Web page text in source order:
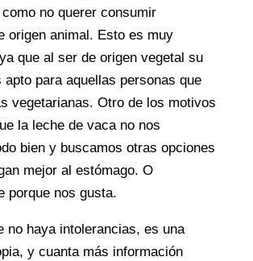
no querer consumir
origen animal. Esto es muy
que al ser de origen vegetal su
apto para aquellas personas que
vegetarianas. Otro de los motivos
la leche de vaca no nos
bien y buscamos otras opciones
mejor al estómago. O
porque nos gusta.
no haya intolerancias, es una
y cuanta más información